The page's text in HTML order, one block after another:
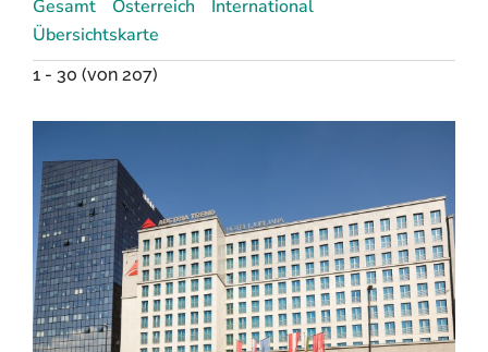
Gesamt Österreich
International
Übersichtskarte
1 - 30 (von 207)